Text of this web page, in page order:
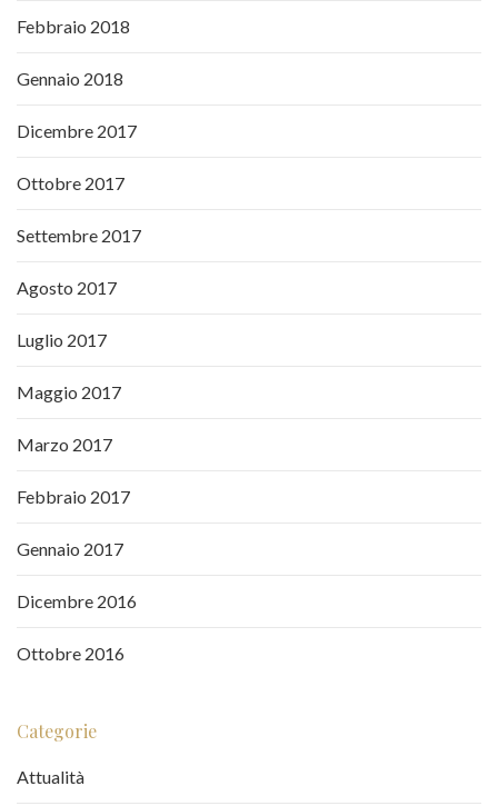
Febbraio 2018
Gennaio 2018
Dicembre 2017
Ottobre 2017
Settembre 2017
Agosto 2017
Luglio 2017
Maggio 2017
Marzo 2017
Febbraio 2017
Gennaio 2017
Dicembre 2016
Ottobre 2016
Categorie
Attualità